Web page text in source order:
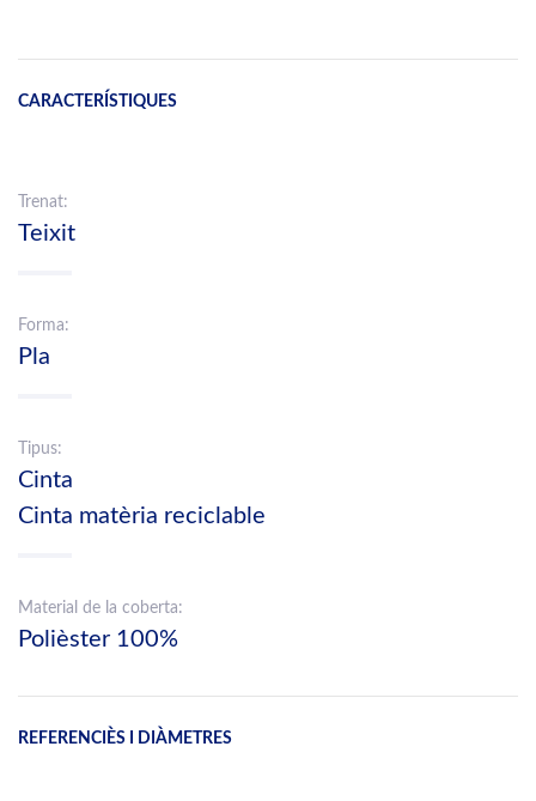
CARACTERÍSTIQUES
Trenat:
Teixit
Forma:
Pla
Tipus:
Cinta
Cinta matèria reciclable
Material de la coberta:
Polièster 100%
REFERENCIÈS I DIÀMETRES